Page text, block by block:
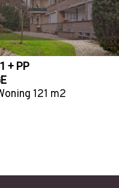
+ PP
121 m2